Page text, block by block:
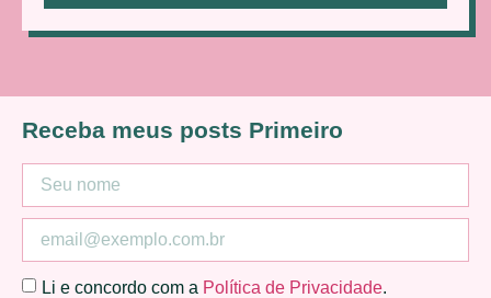
Receba meus posts Primeiro
Li e concordo com a Política de Privacidade.